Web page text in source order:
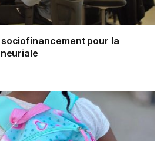
pour la